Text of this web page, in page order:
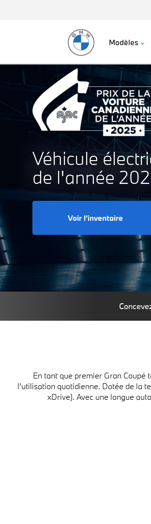
Modèles
Véhicule
de l'année
Voir l’inventaire
En tant que premier Gran
l'utilisation quotidienne. Dotée de la
xDrive). Avec une longue